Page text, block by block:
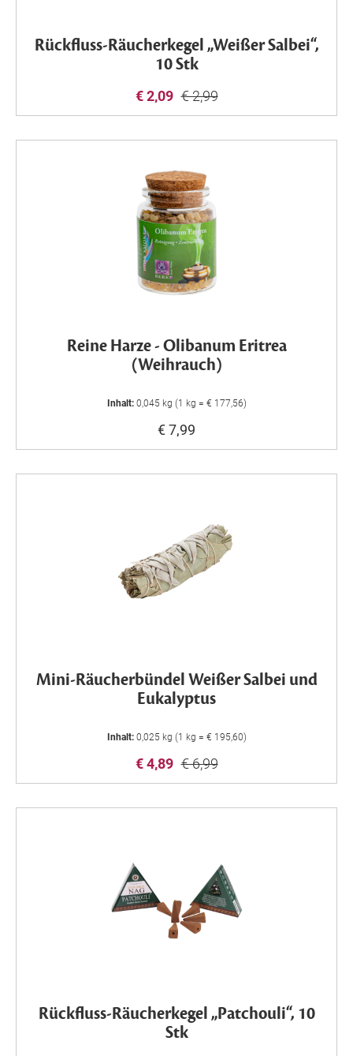
Rückfluss-Räucherkegel „Weißer Salbei“,
10 Stk
€ 2,09 € 2,99
Reine Harze - Olibanum Eritrea
(Weihrauch)
Inhalt: 0,045 kg (1 kg = € 177,56)
€ 7,99
Mini-Räucherbündel Weißer Salbei und
Eukalyptus
Inhalt: 0,025 kg (1 kg = € 195,60)
€ 4,89 € 6,99
Rückfluss-Räucherkegel „Patchouli“, 10
Stk